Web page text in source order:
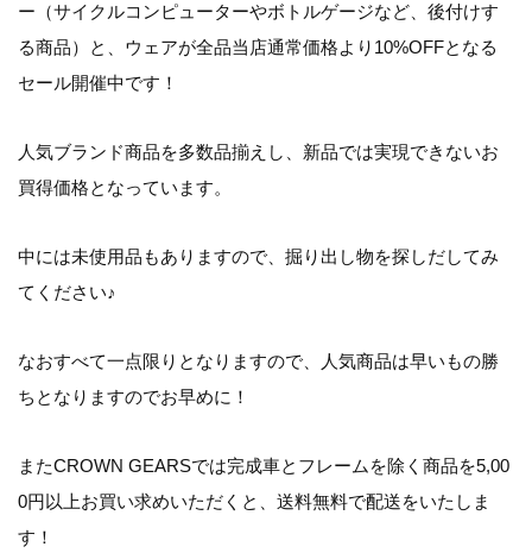
ー（サイクルコンピューターやボトルゲージなど、後付けす
る商品）
と、 ウェアが全品当店通常価格より10%OFFとなる
セール開催中です！
人気ブランド商品を多数品揃えし、新品では実現できないお
買得価格となっています。
中には未使用品もありますので、掘り出し物を探しだしてみ
てください♪
なおすべて一点限り となりますので、人気商品は早いもの勝
ちとなりますのでお早めに！
またCROWN GEARSでは完成車とフレームを除く商品を5,00
0円以上お買い求めいただくと、送料無料で配送をいたしま
す！